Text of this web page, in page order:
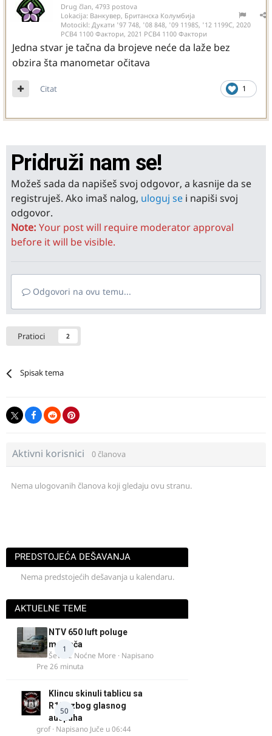
Drug član, 4793 postova
Lokacija: Ванкувер, Британска Колумбија
Motocikl: Дукати '97 748, '08 848, '09 1198S, '12 1199С, 2020
РСВ4 1100 Фактори, 2021 РСВ4 1100 Фактори
Jedna stvar je tačna da brojeve neće da laže bez
obzira šta manometar očitava
1
Citat
Pridruži nam se!
Možeš sada da napišeš svoj odgovor, a kasnije da se
registruješ. Ako imaš nalog, uloguj se i napiši svoj
odgovor.
Note: Your post will require moderator approval
before it will be visible.
Odgovori na ovu temu...
Pratioci 2
Spisak tema
Aktivni korisnici 0 članova
Nema ulogovanih članova koji gledaju ovu stranu.
PREDSTOJEĆA DEŠAVANJA
Nema predstojećih dešavanja u kalendaru.
AKTUELNE TEME
1
NTV 650 luft poluge
menjača
Ševa iz Noćne More · Napisano
Pre 26 minuta
50
Klincu skinuli tablicu sa
R125 zbog glasnog
auspuha
grof· Napisano Juče u 06:44